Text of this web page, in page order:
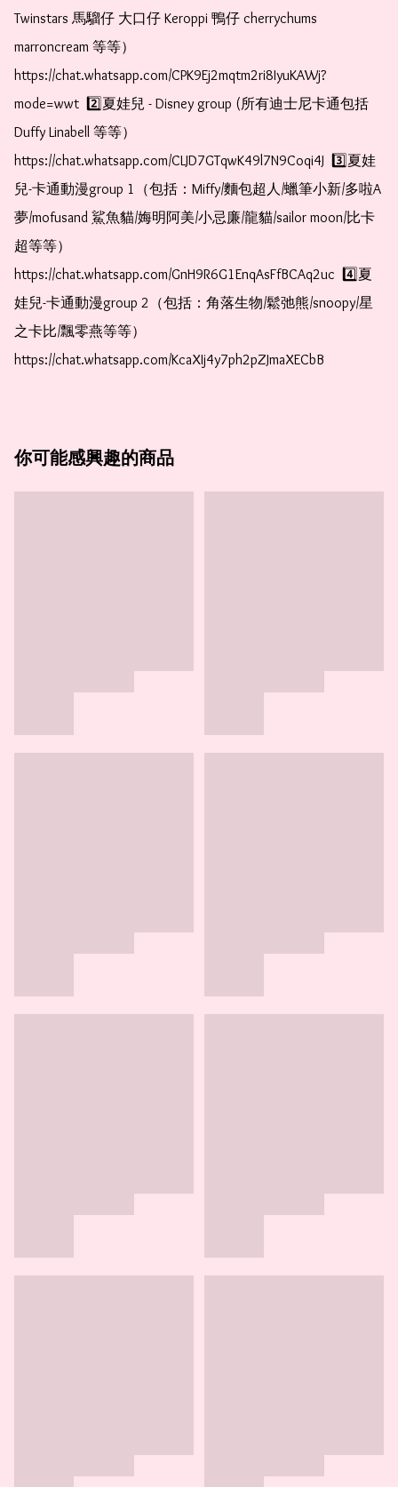
Twinstars 馬騮仔 大口仔 Keroppi 鴨仔 cherrychums
marroncream 等等）
https://chat.whatsapp.com/CPK9Ej2mqtm2ri8IyuKAWj?
mode=wwt  2️⃣夏娃兒 - Disney group (所有迪士尼卡通包括
Duffy Linabell 等等）
https://chat.whatsapp.com/CLJD7GTqwK49l7N9Coqi4J  3️⃣夏娃
兒-卡通動漫group 1（包括：Miffy/麵包超人/蠟筆小新/多啦A
夢/mofusand 鯊魚貓/娒明阿美/小忌廉/龍貓/sailor moon/比卡
超等等）
https://chat.whatsapp.com/GnH9R6G1EnqAsFfBCAq2uc  4️⃣夏
娃兒-卡通動漫group 2（包括：角落生物/鬆弛熊/snoopy/星
之卡比/飄零燕等等）
https://chat.whatsapp.com/KcaXIj4y7ph2pZJmaXECbB
你可能感興趣的商品